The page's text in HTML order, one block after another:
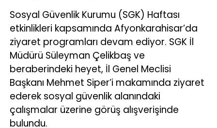
Sosyal Güvenlik Kurumu (SGK) Haftası
etkinlikleri kapsamında Afyonkarahisar’da
ziyaret programları devam ediyor. SGK İl
Müdürü Süleyman Çelikbaş ve
beraberindeki heyet, İl Genel Meclisi
Başkanı Mehmet Siper’i makamında ziyaret
ederek sosyal güvenlik alanındaki
çalışmalar üzerine görüş alışverişinde
bulundu.